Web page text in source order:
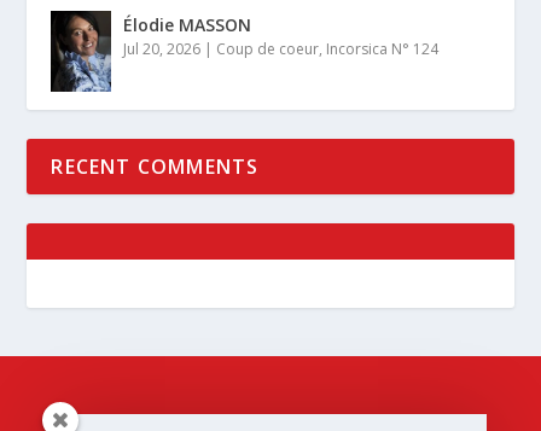
Élodie MASSON
Jul 20, 2026 | Coup de coeur, Incorsica N° 124
RECENT COMMENTS